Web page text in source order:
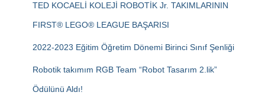
TED KOCAELİ KOLEJİ ROBOTİK Jr. TAKIMLARININ
FIRST® LEGO® LEAGUE BAŞARISI
2022-2023 Eğitim Öğretim Dönemi Birinci Sınıf Şenliği
Robotik takımım RGB Team “Robot Tasarım 2.lik”
Ödülünü Aldı!